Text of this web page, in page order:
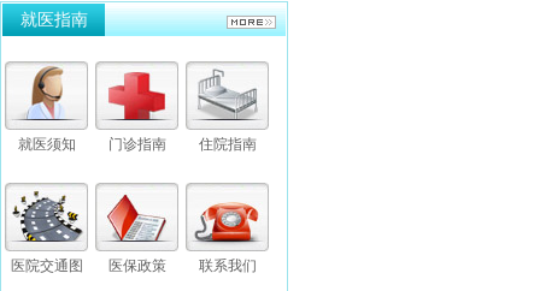
就医指南
就医须知 门诊指南 住院指南
医院交通图 医保政策 联系我们